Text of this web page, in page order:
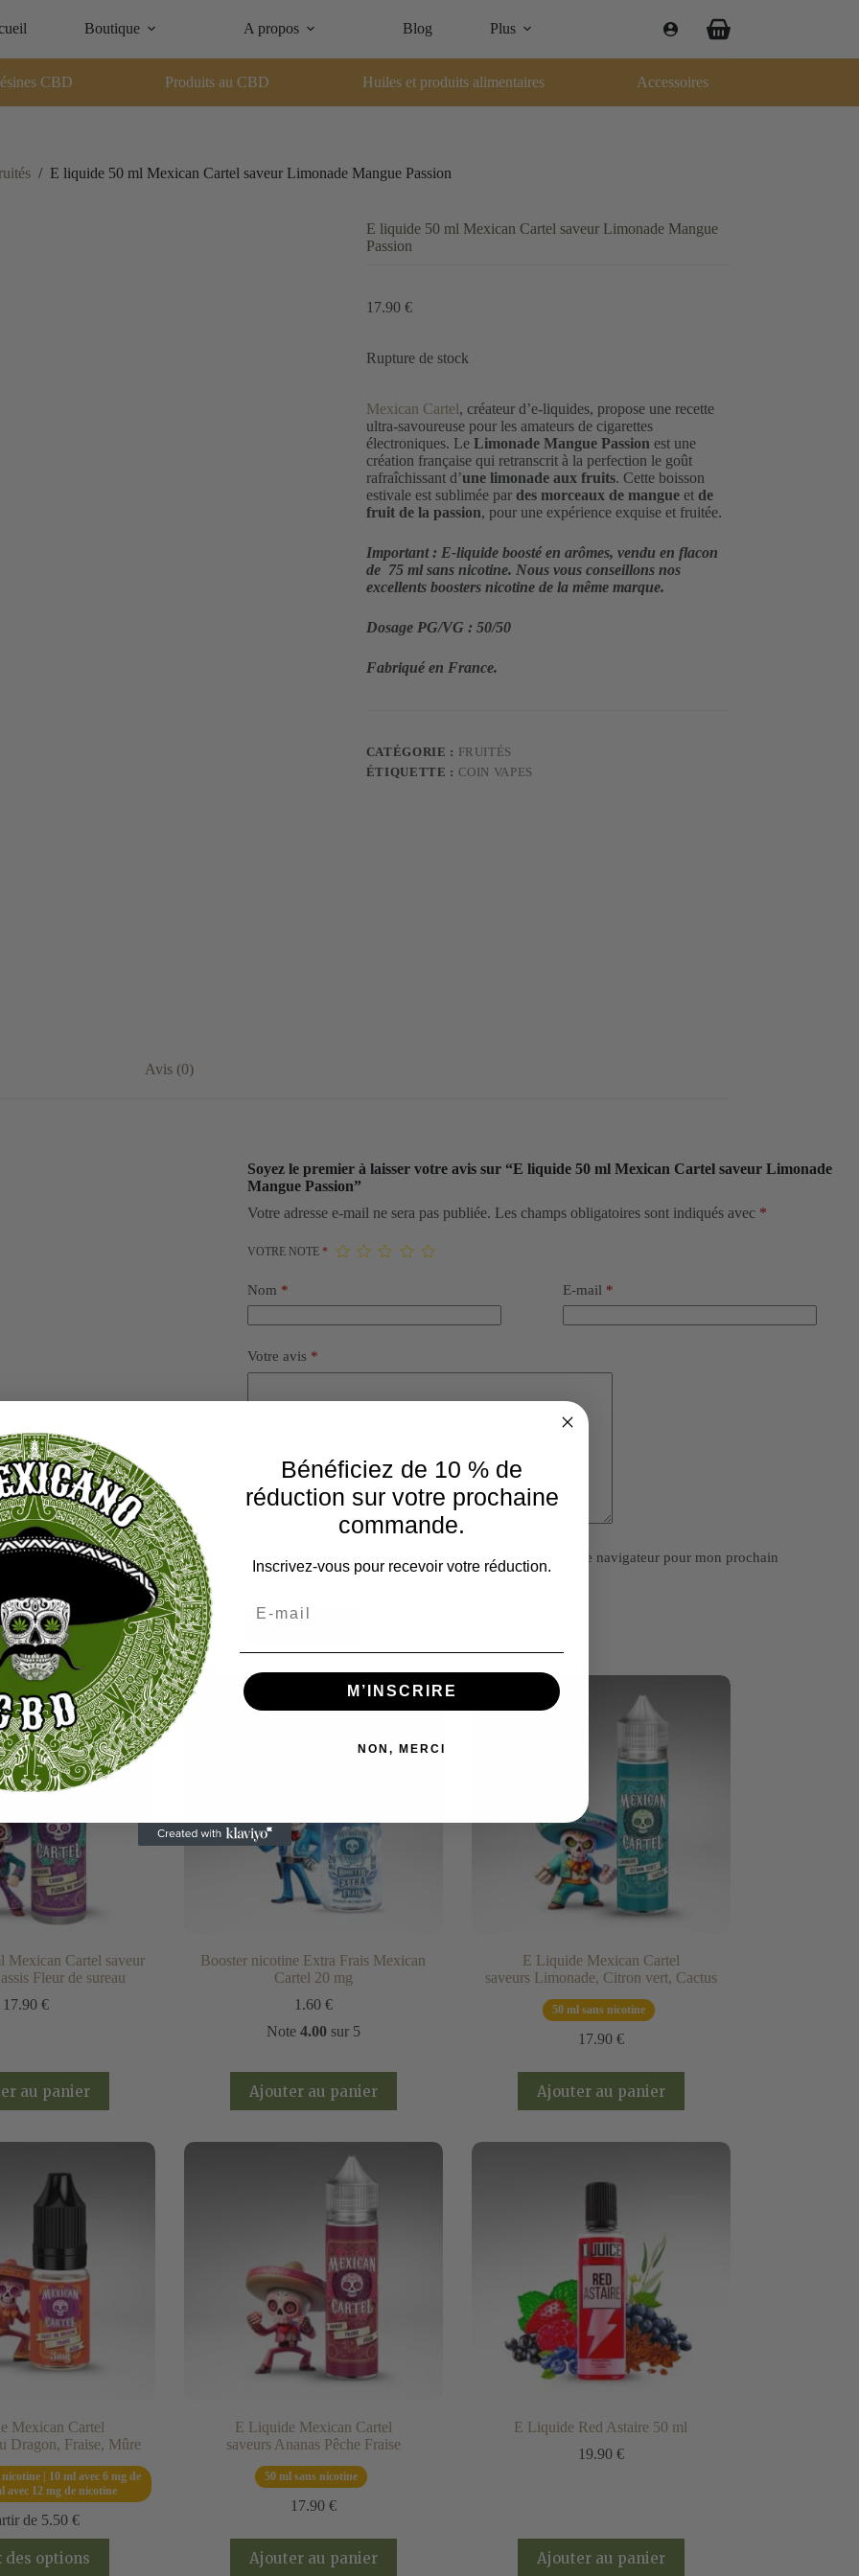
Boutique A propos Blog Plus
Panier
CBD Produits au CBD Huiles et produits alimentaires Accessoires
/ E liquide 50 ml Mexican Cartel saveur Limonade Mangue Passion
E liquide 50 ml Mexican Cartel saveur Limonade Mangue
Passion
17.90 €
Rupture de stock
Mexican Cartel, créateur d’e-liquides, propose une recette
ultra-savoureuse pour les amateurs de cigarettes
électroniques. Le Limonade Mangue Passion est une
création française qui retranscrit à la perfection le goût
rafraîchissant d’une limonade aux fruits. Cette boisson
estivale est sublimée par des morceaux de mangueet de
fruit de la passion, pour une expérience exquise et fruitée.
Important : E-liquide boosté en arômes, vendu en flacon
de 75 ml sans nicotine. Nous vous conseillons nos
excellents boosters nicotine de la même marque.
Dosage PG/VG : 50/50
Fabriqué en France.
CATÉGORIE : FRUITÉS
ÉTIQUETTE : COIN VAPES
Avis (0)
Soyez le premier à laisser votre avis sur “E liquide 50 ml Mexican Cartel saveur Limonade
Mangue Passion”
Votre adresse e-mail ne sera pas publiée. Les champs obligatoires sont indiqués avec *
VOTRE NOTE *
Nom * E-mail *
Votre avis *
Enregistrer mon nom, mon e-mail et mon site dans le navigateur pour mon prochain
commentaire.
Mexican Cartel saveur
Fleur de sureau
17.90 €
au panier
Booster nicotine Extra Frais Mexican
Cartel 20 mg
1.60 €
Note 4.00sur 5
Ajouter au panier
E Liquide Mexican Cartel
saveurs Limonade, Citron vert, Cactus
50 ml sans nicotine
17.90 €
Ajouter au panier
Mexican Cartel
Dragon, Fraise, Mûre
| 10 ml avec 6 mg de
avec 12 mg de nicotine
de 5.50 €
des options
produit
E Liquide Mexican Cartel
saveurs Ananas Pêche Fraise
50 ml sans nicotine
17.90 €
Ajouter au panier
E Liquide Red Astaire 50 ml
19.90 €
Ajouter au panier
Bénéficiez de 10 % de
réduction sur votre prochaine
commande.
Inscrivez-vous pour recevoir votre réduction.
M’INSCRIRE
NON, MERCI